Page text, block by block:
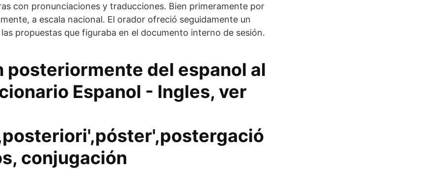
con pronunciaciones y traducciones. Bien primeramente por
a escala nacional. El orador ofreció seguidamente un
propuestas que figuraba en el documento interno de sesión.
posteriormente del espanol al
Espanol - Ingles, ver
conjugación